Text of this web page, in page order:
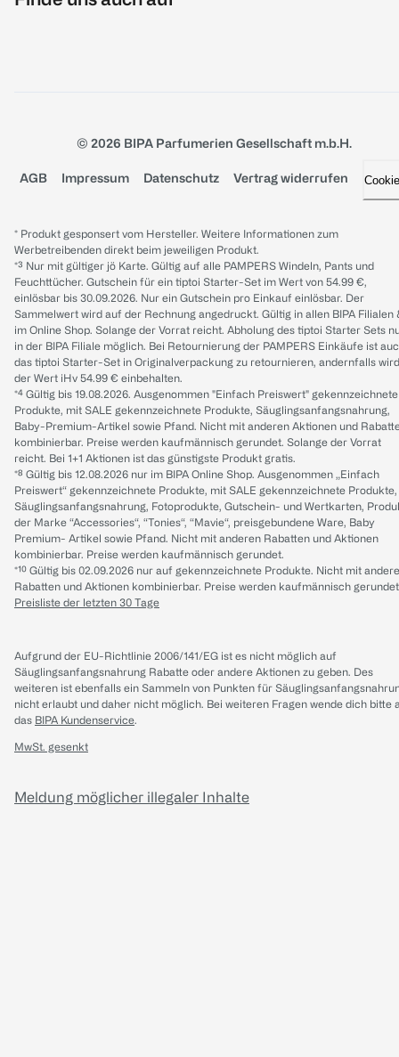
© 2026 BIPA Parfumerien Gesellschaft m.b.H.
AGB Impressum Datenschutz Vertrag widerrufen
* Produkt gesponsert vom Hersteller. Weitere Informationen zum
Werbetreibenden direkt beim jeweiligen Produkt.
*³ Nur mit gültiger jö Karte. Gültig auf alle PAMPERS Windeln, Pants und
Feuchttücher. Gutschein für ein tiptoi Starter-Set im Wert von 54.99 €,
einlösbar bis 30.09.2026. Nur ein Gutschein pro Einkauf einlösbar. Der
Sammelwert wird auf der Rechnung angedruckt. Gültig in allen BIPA Filialen
im Online Shop. Solange der Vorrat reicht. Abholung des tiptoi Starter Sets
in der BIPA Filiale möglich. Bei Retournierung der PAMPERS Einkäufe ist
das tiptoi Starter-Set in Originalverpackung zu retournieren, andernfalls wird
der Wert iHv 54.99 € einbehalten.
*⁴ Gültig bis 19.08.2026. Ausgenommen "Einfach Preiswert" gekennzeichnete
Produkte, mit SALE gekennzeichnete Produkte, Säuglingsanfangsnahrung,
Baby-Premium-Artikel sowie Pfand. Nicht mit anderen Aktionen und
kombinierbar. Preise werden kaufmännisch gerundet. Solange der Vorrat
reicht. Bei 1+1 Aktionen ist das günstigste Produkt gratis.
*⁸ Gültig bis 12.08.2026 nur im BIPA Online Shop. Ausgenommen „Einfach
Preiswert“ gekennzeichnete Produkte, mit SALE gekennzeichnete Produkte,
Säuglingsanfangsnahrung, Fotoprodukte, Gutschein- und Wertkarten,
der Marke “Accessories“, “Tonies“, “Mavie“, preisgebundene Ware, Baby
Premium- Artikel sowie Pfand. Nicht mit anderen Rabatten und Aktionen
kombinierbar. Preise werden kaufmännisch gerundet.
*¹⁰ Gültig bis 02.09.2026 nur auf gekennzeichnete Produkte. Nicht mit
Rabatten und Aktionen kombinierbar. Preise werden kaufmännisch
Preisliste der letzten 30 Tage
Aufgrund der EU-Richtlinie 2006/141/EG ist es nicht möglich auf
Säuglingsanfangsnahrung Rabatte oder andere Aktionen zu geben. Des
weiteren ist ebenfalls ein Sammeln von Punkten für
nicht erlaubt und daher nicht möglich. Bei weiteren Fragen wende dich bitte
das BIPA Kundenservice.
MwSt. gesenkt
Meldung möglicher illegaler Inhalte